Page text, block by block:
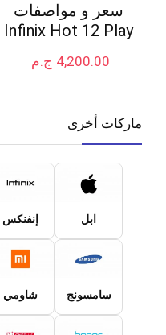
سعر و مواصفات
Infinix Hot 12 Play
ج.م 4,200.00
ماركات أخرى
ابل إنفنكس
سامسونج شاومي